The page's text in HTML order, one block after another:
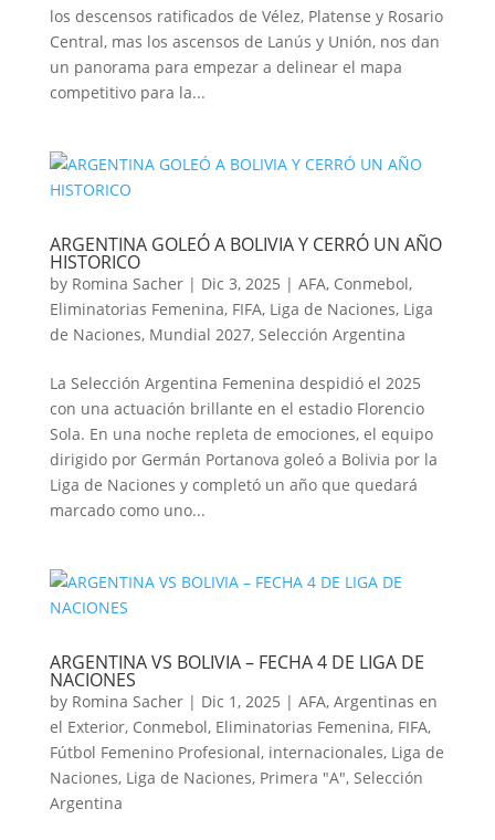
los descensos ratificados de Vélez, Platense y Rosario
Central, mas los ascensos de Lanús y Unión, nos dan
un panorama para empezar a delinear el mapa
competitivo para la...
ARGENTINA GOLEÓ A BOLIVIA Y CERRÓ UN AÑO
HISTORICO
by Romina Sacher| Dic 3, 2025 | AFA, Conmebol,
Eliminatorias Femenina, FIFA, Liga de Naciones, Liga
de Naciones, Mundial 2027, Selección Argentina
La Selección Argentina Femenina despidió el 2025
con una actuación brillante en el estadio Florencio
Sola. En una noche repleta de emociones, el equipo
dirigido por Germán Portanova goleó a Bolivia por la
Liga de Naciones y completó un año que quedará
marcado como uno...
ARGENTINA VS BOLIVIA – FECHA 4 DE LIGA DE
NACIONES
by Romina Sacher| Dic 1, 2025 | AFA, Argentinas en
el Exterior, Conmebol, Eliminatorias Femenina, FIFA,
Fútbol Femenino Profesional, internacionales, Liga de
Naciones, Liga de Naciones, Primera "A", Selección
Argentina